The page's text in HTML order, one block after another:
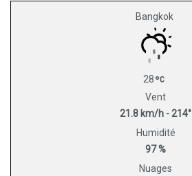
Bangkok
28
Vent
21.8 km/h - 214°
Humidité
97 %
Nuages